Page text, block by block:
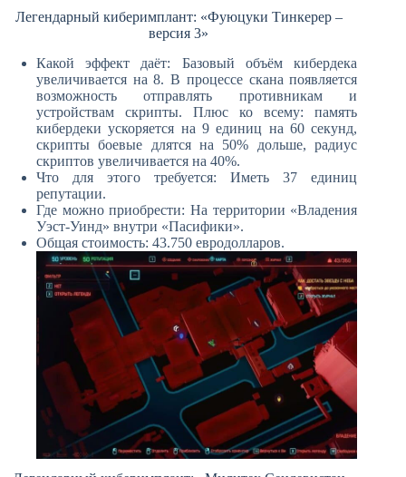
Легендарный киберимплант: «Фуюцуки Тинкерер –
версия 3»
Какой эффект даёт: Базовый объём кибердека
увеличивается на 8. В процессе скана появляется
возможность отправлять противникам и
устройствам скрипты. Плюс ко всему: память
кибердеки ускоряется на 9 единиц на 60 секунд,
скрипты боевые длятся на 50% дольше, радиус
скриптов увеличивается на 40%.
Что для этого требуется: Иметь 37 единиц
репутации.
Где можно приобрести: На территории «Владения
Уэст-Уинд» внутри «Пасифики».
Общая стоимость: 43.750 евродолларов.